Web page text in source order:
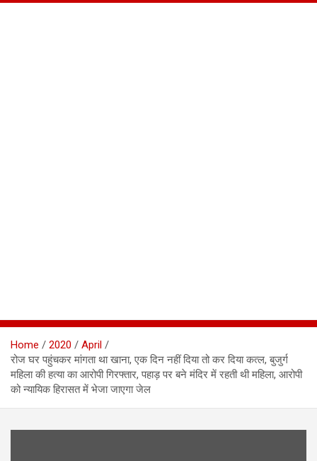
Home 2020
April
रोज घर पहुंचकर मांगता था खाना, एक दिन नहीं दिया तो कर दिया कत्ल, बुजुर्ग
महिला की हत्या का आरोपी गिरफ्तार, पहाड़ पर बने मंदिर में रहती थी महिला, आरोपी
को न्यायिक हिरासत में भेजा जाएगा जेल